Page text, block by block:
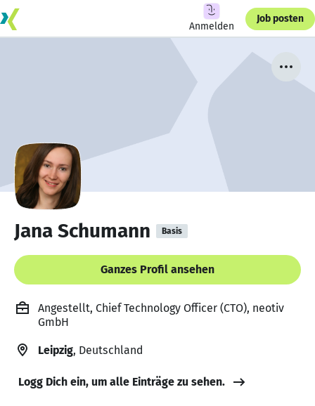
Anmelden
Job posten
Jana Schumann Basis
Ganzes Profil ansehen
Angestellt, Chief Technology Officer (CTO), neotiv
GmbH
Leipzig, Deutschland
Logg Dich ein, um alle Einträge zu sehen.